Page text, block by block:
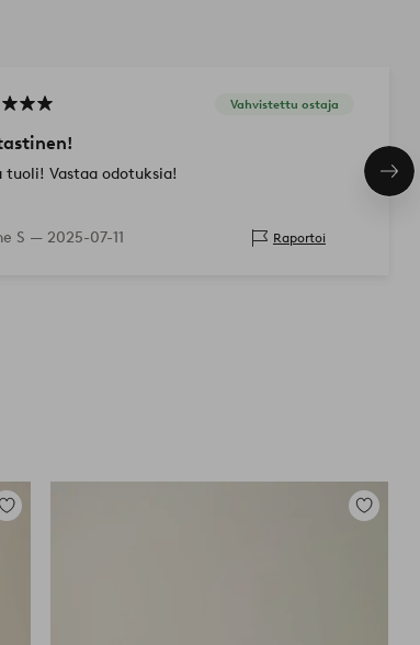
Vahvistettu ostaja
tuoli! Vastaa odotuksia!
S — 2025-07-11 Raportoi
Lisää